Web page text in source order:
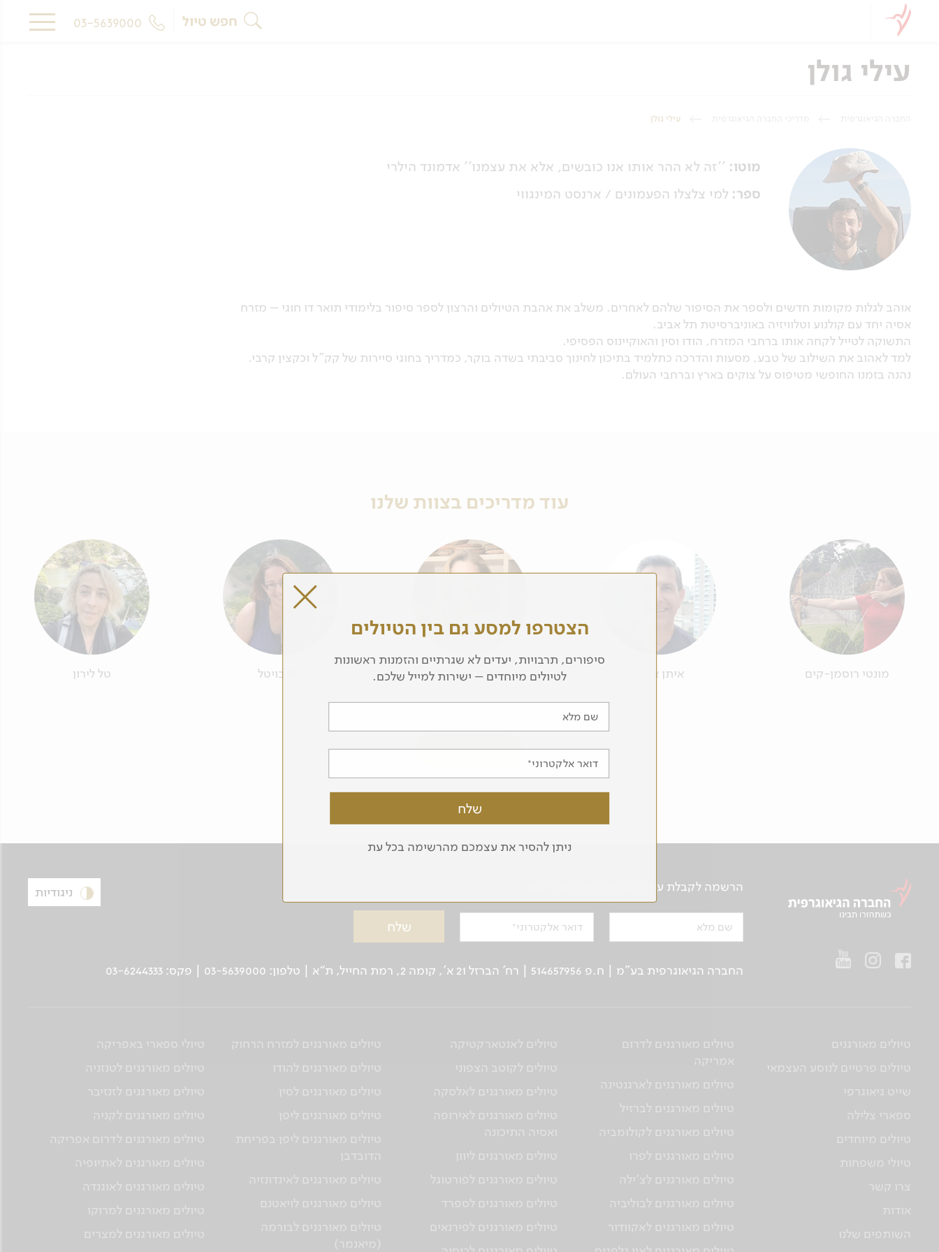
חפש טיול
עילי גולן
עילי גולן
מוטו: ''זה לא ההר אותו אנו כובשים, אלא את עצמנו'' אדמונד הילרי
ספר: למי צלצלו הפעמונים / ארנסט המינגווי
אוהב לגלות מקומות חדשים ולספר את הסיפור שלהם לאחרים. משלב את אהבת הטיולים והרצון לספר סיפור בלימודי תואר דו חוגי – מזרח
אסיה יחד עם קולנוע וטלוויזיה באוניברסיטת תל אביב.
התשוקה לטייל לקחה אותו ברחבי המזרח, הודו וסין והאוקיינוס הפסיפי.
למד לאהוב את השילוב של טבע, מסעות והדרכה כתלמיד בתיכון לחינוך סביבתי בשדה בוקר, כמדריך בחוגי סיירות של קק"ל וכקצין קרבי.
נהנה בזמנו החופשי מטיפוס על צוקים בארץ וברחבי העולם.
עוד מדריכים בצוות שלנו
מונטי רוסמן-קים איתן אטיה שרית פז, ד"ר יעל בויטל טל לירון
לכל המדריכים
ניגודיות הרשמה לקבלת עידכונים על טיולים ואירועים
שם מלא דואר אלקטרוני
החברה הגיאוגרפית בע"מ | ח.פ 514657956 | רח’ הברזל 21 א', קומה 2, רמת החייל, ת“א | טלפון: 03-5639000 | פקס: 03-6244333
טיולים מאורגנים
טיולים פרטיים לנוסע העצמאי
שייט גיאוגרפי
ספארי צלילה
טיולים מיוחדים
טיולי משפחות
צרו קשר
אודות
השותפים שלנו
טיולים מאורגנים לדרום
אמריקה
טיולים מאורגנים לארגנטינה
טיולים מאורגנים לברזיל
טיולים מאורגנים לקולומביה
טיולים מאורגנים לפרו
טיולים מאורגנים לצ'ילה
טיולים מאורגנים לבוליביה
טיולים מאורגנים לאקוודור
טיולים לאנטארקטיקה
טיולים לקוטב הצפוני
טיולים מאורגנים לאלסקה
טיולים מאורגנים לאירופה
ואסיה התיכונה
טיולים מאורגנים ליוון
טיולים מאורגנים לפורטוגל
טיולים מאורגנים לספרד
טיולים מאורגנים לפירנאים
טיולים מאורגנים למזרח הרחוק
טיולים מאורגנים להודו
טיולים מאורגנים לסין
טיולים מאורגנים ליפן
טיולים מאורגנים ליפן בפריחת
הדובדבן
טיולים מאורגנים לאינדונזיה
טיולים מאורגנים לויאטנם
טיולים מאורגנים לבורמה
(מיאנמר)
טיולי ספארי באפריקה
טיולים מאורגנים לטנזניה
טיולים מאורגנים לזנזיבר
טיולים מאורגנים לקניה
טיולים מאורגנים לדרום אפריקה
טיולים מאורגנים לאתיופיה
טיולים מאורגנים לאוגנדה
טיולים מאורגנים למרוקו
טיולים מאורגנים למצרים
הצטרפו למסע גם בין הטיולים
סיפורים, תרבויות, יעדים לא שגרתיים והזמנות ראשונות
לטיולים מיוחדים – ישירות למייל שלכם.
שם מלא
דואר אלקטרוני
ניתן להסיר את עצמכם מהרשימה בכל עת